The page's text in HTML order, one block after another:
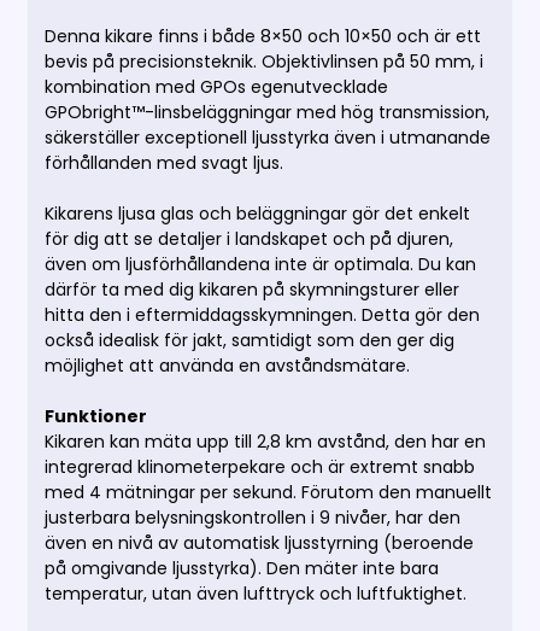
Denna kikare finns i både 8×50 och 10×50 och är ett
bevis på precisionsteknik. Objektivlinsen på 50 mm, i
kombination med GPOs egenutvecklade
GPObright™-linsbeläggningar med hög transmission,
säkerställer exceptionell ljusstyrka även i utmanande
förhållanden med svagt ljus.
Kikarens ljusa glas och beläggningar gör det enkelt
för dig att se detaljer i landskapet och på djuren,
även om ljusförhållandena inte är optimala. Du kan
därför ta med dig kikaren på skymningsturer eller
hitta den i eftermiddagsskymningen. Detta gör den
också idealisk för jakt, samtidigt som den ger dig
möjlighet att använda en avståndsmätare.
Funktioner
Kikaren kan mäta upp till 2,8 km avstånd, den har en
integrerad klinometerpekare och är extremt snabb
med 4 mätningar per sekund. Förutom den manuellt
justerbara belysningskontrollen i 9 nivåer, har den
även en nivå av automatisk ljusstyrning (beroende
på omgivande ljusstyrka). Den mäter inte bara
temperatur, utan även lufttryck och luftfuktighet.